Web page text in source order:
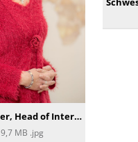
Jutta Becker, Head of International Projects bei Missio Österreich
9,7 MB .jpg